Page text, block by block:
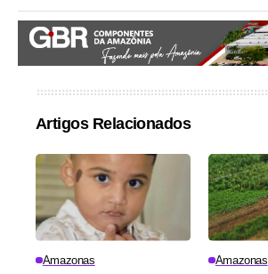
Artigos Relacionados
Amazonas Amazonas